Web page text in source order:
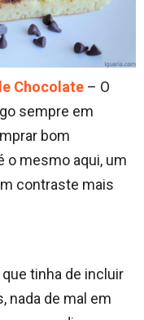
Chocolate – O
sempre em
bom
o mesmo aqui, um
contraste mais
tinha de incluir
nada de mal em